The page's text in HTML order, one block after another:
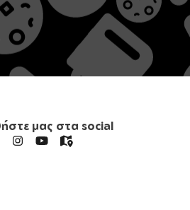
μας στα social